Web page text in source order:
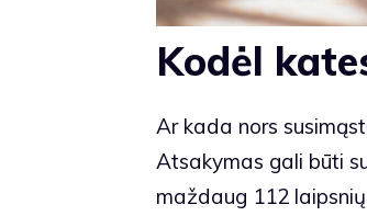
Kodėl
Ar kada nors
Atsakymas gali būti
maždaug 112